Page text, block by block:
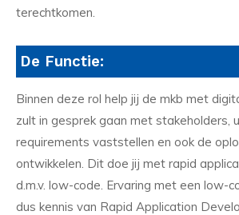
terechtkomen.
De Functie:
Binnen deze rol help jij de mkb met
zult in gesprek gaan met stakeholders,
requirements vaststellen en ook de
ontwikkelen. Dit doe jij met rapid
d.m.v. low-code. Ervaring met een low-
dus kennis van Rapid Application